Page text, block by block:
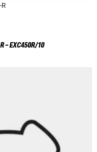
R
- EXC450R/10